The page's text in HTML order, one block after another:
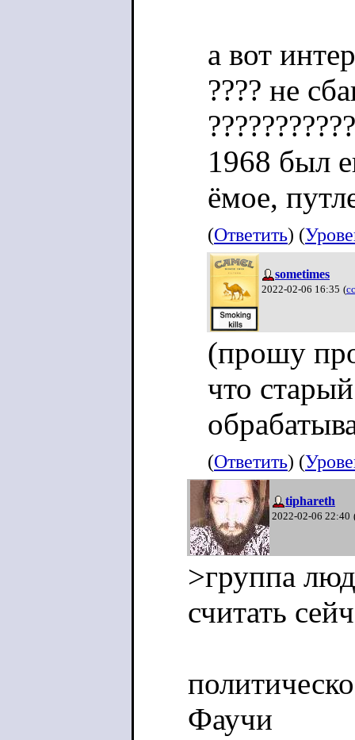
а вот
???? не
1968 был
ёмое,
(Ответить) (
sometimes
2022-02-06 16:35 (
(прошу
что
(Ответить) (
tiphareth
2022-02-06 22:40
>группа
считать
Фаучи